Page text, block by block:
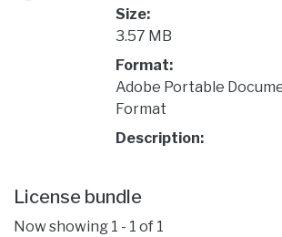
Size:
3.57 MB
Format:
Adobe Portable
Format
Description:
License bundle
Now showing 1 - 1 of 1